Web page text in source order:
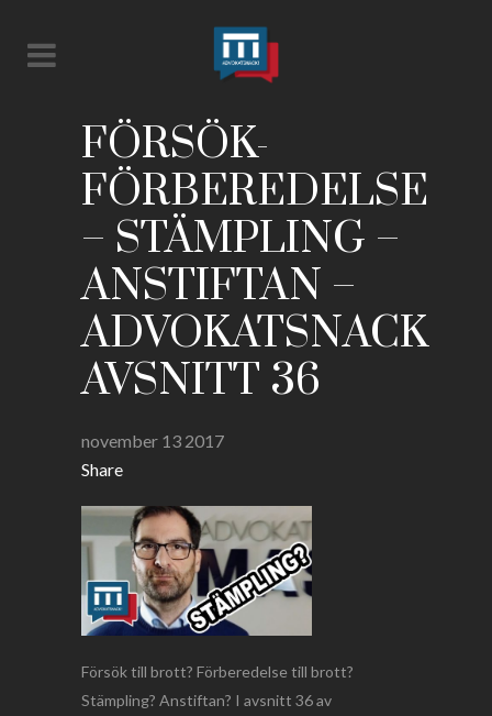
FÖRSÖK-
FÖRBEREDELSE
– STÄMPLING –
ANSTIFTAN –
ADVOKATSNACK
AVSNITT 36
november 13 2017
Share
Försök till brott? Förberedelse till brott?
Stämpling? Anstiftan? I avsnitt 36 av